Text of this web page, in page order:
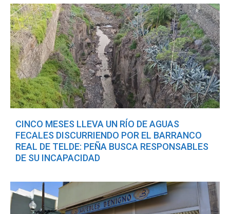
CINCO MESES LLEVA UN RÍO DE AGUAS
FECALES DISCURRIENDO POR EL BARRANCO
REAL DE TELDE: PEÑA BUSCA RESPONSABLES
DE SU INCAPACIDAD